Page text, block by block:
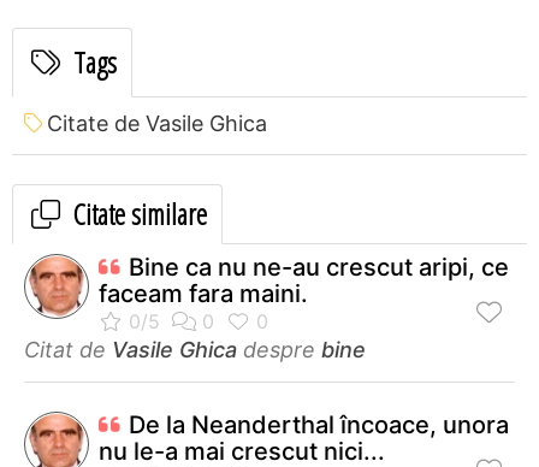
Tags
Citate de Vasile Ghica
Citate similare
Bine ca nu ne-au crescut aripi, ce
faceam fara maini.
Citat de Vasile Ghica despre bine
De la Neanderthal încoace, unora
nu le-a mai crescut nici...